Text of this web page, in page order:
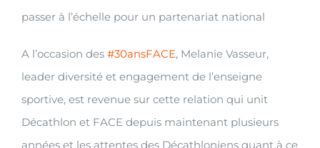
passer à l’échelle pour un partenariat national
A l’occasion des #30ansFACE, Melanie Vasseur,
leader diversité et engagement de l’enseigne
sportive, est revenue sur cette relation qui unit
Décathlon et FACE depuis maintenant plusieurs
années et les attentes des Décathloniens quant à ce